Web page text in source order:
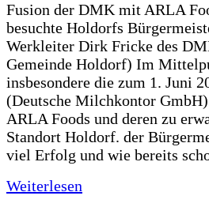
Fusion der DMK mit ARLA
besuchte Holdorfs
Werkleiter Dirk Fricke des
Gemeinde Holdorf) Im
insbesondere die zum 1. Juni
(Deutsche Milchkontor
ARLA Foods und deren zu
Standort Holdorf. der
viel Erfolg und wie bereits
Weiterlesen